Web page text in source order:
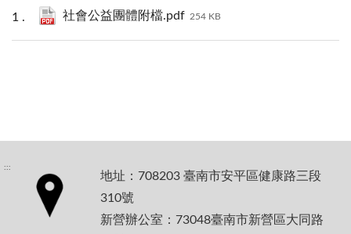
社會公益團體附檔.pdf 254 KB
:::
地址：708203 臺南市安平區健康路三段
310號
新營辦公室：73048臺南市新營區大同路